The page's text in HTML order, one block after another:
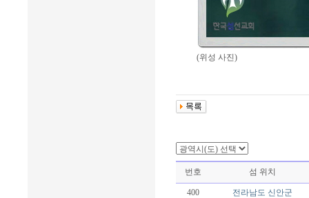
(위성 사진)
번호 섬 위치
400 전라남도 신안군